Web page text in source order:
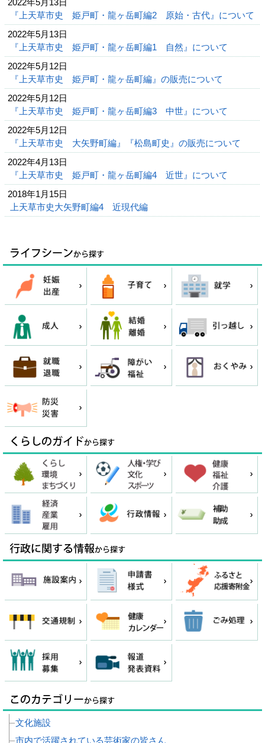
2022年5月13日
『上天草市史 姫戸町・龍ヶ岳町編2 原始・古代』について
2022年5月13日
『上天草市史 姫戸町・龍ヶ岳町編1 自然』について
2022年5月12日
『上天草市史 姫戸町・龍ヶ岳町編』の販売について
2022年5月12日
『上天草市史 姫戸町・龍ヶ岳町編3 中世』について
2022年5月12日
『上天草市史 大矢野町編』『松島町史』の販売について
2022年4月13日
『上天草市史 姫戸町・龍ヶ岳町編4 近世』について
2018年1月15日
上天草市史大矢野町編4 近現代編
文化施設
市内で活躍されている芸術家の皆さん